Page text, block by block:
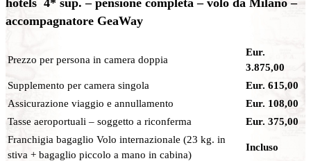
hotels 4* sup. – pensione completa – volo da Milano –
accompagnatore GeaWay
Prezzo per persona in camera doppia
Eur.
3.875,00
Supplemento per camera singola
Eur. 615,00
Assicurazione viaggio e annullamento
Eur. 108,00
Tasse aeroportuali – soggetto a riconferma
Eur. 375,00
Franchigia bagaglio Volo internazionale (23 kg. in
stiva + bagaglio piccolo a mano in cabina)
Incluso